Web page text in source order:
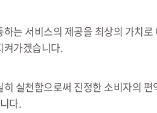
는 서비스의 제공을 최상의 가치로
켜가겠습니다.
실천함으로써 진정한 소비자의 편
다.